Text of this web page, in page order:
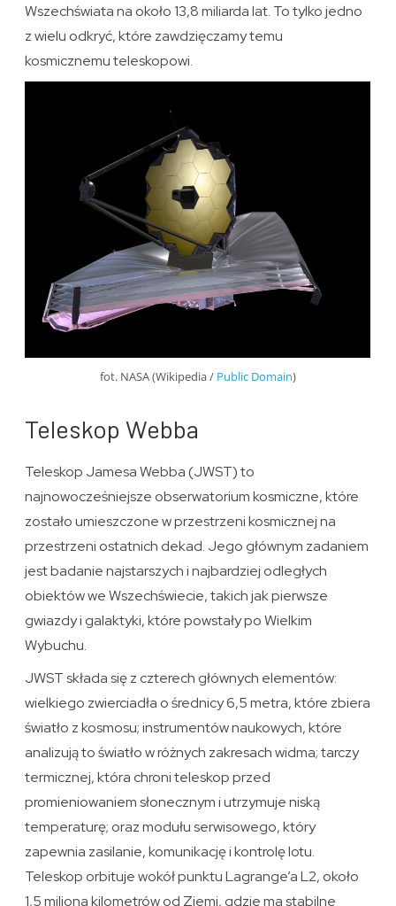
Wszechświata na około 13,8 miliarda lat. To tylko jedno
z wielu odkryć, które zawdzięczamy temu
kosmicznemu teleskopowi.
fot. NASA (Wikipedia / Public Domain)
Teleskop Webba
Teleskop Jamesa Webba (JWST) to
najnowocześniejsze obserwatorium kosmiczne, które
zostało umieszczone w przestrzeni kosmicznej na
przestrzeni ostatnich dekad. Jego głównym zadaniem
jest badanie najstarszych i najbardziej odległych
obiektów we Wszechświecie, takich jak pierwsze
gwiazdy i galaktyki, które powstały po Wielkim
Wybuchu.
JWST składa się z czterech głównych elementów:
wielkiego zwierciadła o średnicy 6,5 metra, które zbiera
światło z kosmosu; instrumentów naukowych, które
analizują to światło w różnych zakresach widma; tarczy
termicznej, która chroni teleskop przed
promieniowaniem słonecznym i utrzymuje niską
temperaturę; oraz modułu serwisowego, który
zapewnia zasilanie, komunikację i kontrolę lotu.
Teleskop orbituje wokół punktu Lagrange’a L2, około
1,5 miliona kilometrów od Ziemi, gdzie ma stabilne